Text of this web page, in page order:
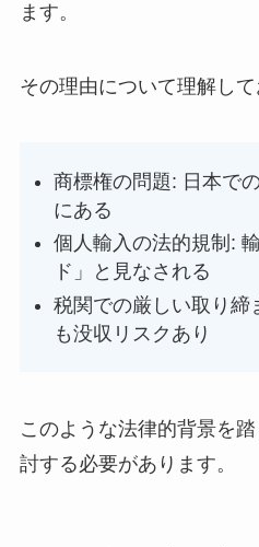
ます。
その理由について理解して
商標権の問題: 日本で
にある
個人輸入の法的規制:
ド」と見なされる
税関での厳しい取り締
も没収リスクあり
このような法律的背景を
討する必要があります。